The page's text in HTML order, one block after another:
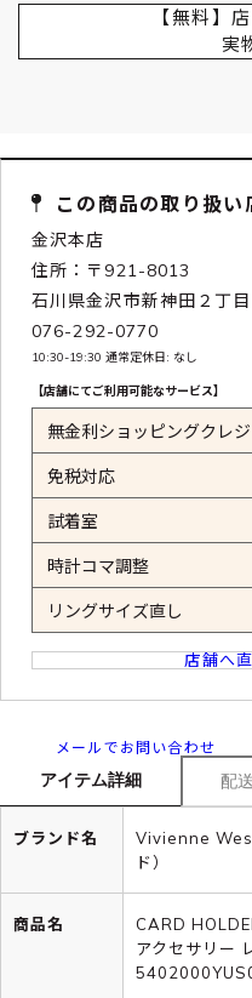
【無料】
実
この商品の取り扱い
金沢本店
住所：〒921-8013
石川県金沢市新神田２丁
076-292-0770
10:30-19:30 通常定休日: なし
【店舗にてご利用可能なサービス】
無金利ショッピングクレ
免税対応
試着室
時計コマ調整
リングサイズ直し
店舗へ
メールでお問い合わせ
アイテム詳細 配
ブランド名
Vivienne
ド）
商品名
CARD
アクセサリー